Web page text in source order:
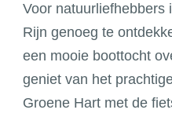
Voor natuurliefhebbers
Rijn genoeg te
een mooie boottocht
geniet van het
Groene Hart met de